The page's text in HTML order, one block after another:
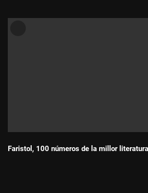
Faristol, 100 números de la millor